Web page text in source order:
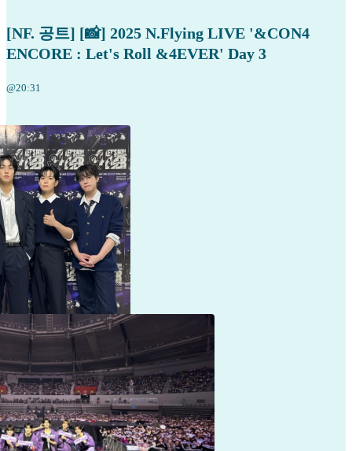
[NF. 공트] [📸] 2025 N.Flying LIVE '&CON4
ENCORE : Let's Roll &4EVER' Day 3
@20:31